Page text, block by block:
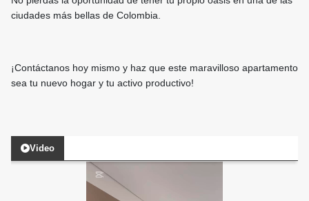
ciudades más bellas de Colombia.
¡Contáctanos hoy mismo y haz que este maravilloso apartamento
sea tu nuevo hogar y tu activo productivo!
Video